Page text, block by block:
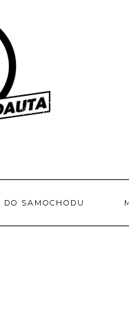
SAMOCHODU